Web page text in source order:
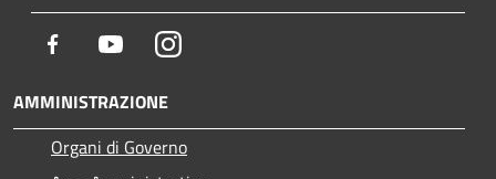
Facebook YoutubeInstagram
AMMINISTRAZIONE
Organi di Governo